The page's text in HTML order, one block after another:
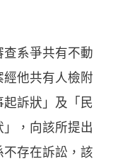
系爭共有不動
他共有人檢附
訴狀」及「民
，向該所提出
存在訴訟，該